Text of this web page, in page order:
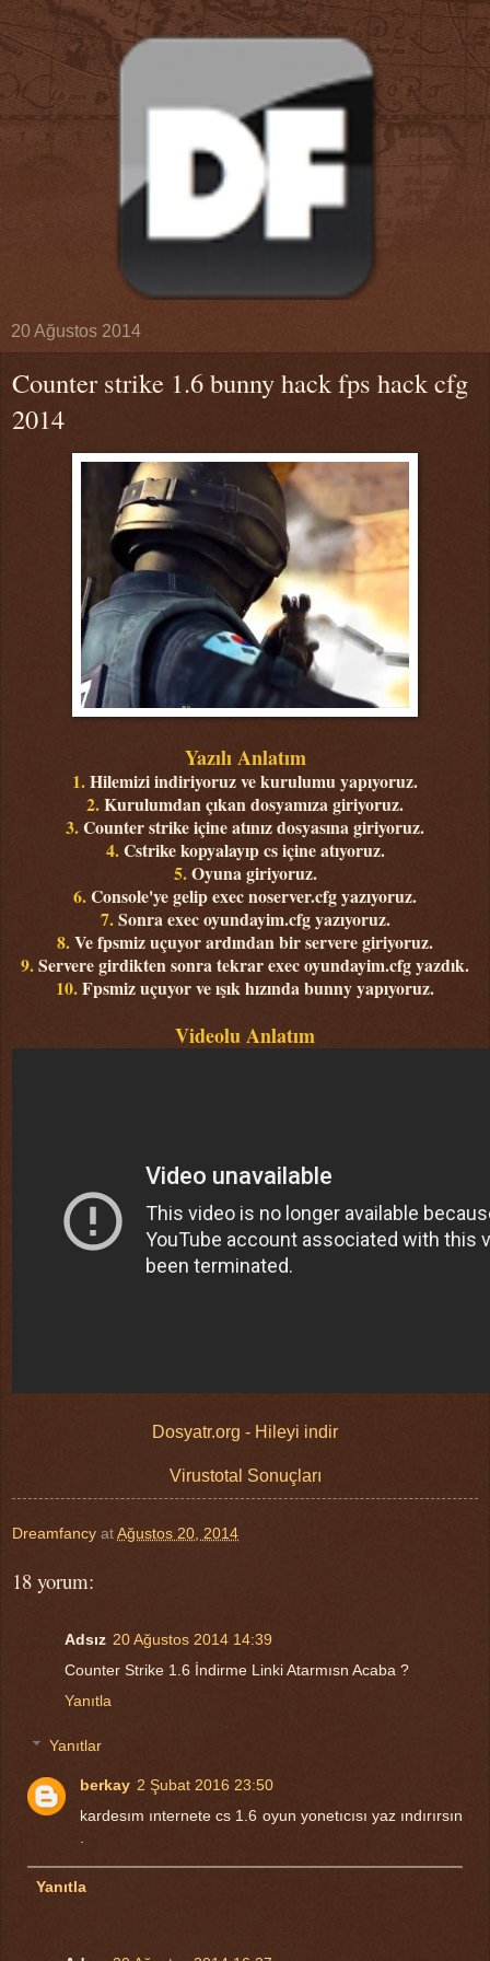
20 Ağustos 2014
Counter strike 1.6 bunny hack fps hack cfg
2014
Yazılı Anlatım
1.Hilemizi indiriyoruz ve kurulumu yapıyoruz.
2.Kurulumdan çıkan dosyamıza giriyoruz.
3.Counter strike içine atınız dosyasına giriyoruz.
4.Cstrike kopyalayıp cs içine atıyoruz.
5.Oyuna giriyoruz.
6.Console'ye gelip exec noserver.cfg yazıyoruz.
7.Sonra exec oyundayim.cfg yazıyoruz.
8.Ve fpsmiz uçuyor ardından bir servere giriyoruz.
9.Servere girdikten sonra tekrar exec oyundayim.cfg yazdık.
10.Fpsmiz uçuyor ve ışık hızında bunny yapıyoruz.
Videolu Anlatım
Dosyatr.org - Hileyi indir
Virustotal Sonuçları
Dreamfancy atAğustos 20, 2014
18 yorum:
Adsız 20 Ağustos 2014 14:39
Counter Strike 1.6 İndirme Linki Atarmısn Acaba ?
Yanıtla
Yanıtlar
berkay 2 Şubat 2016 23:50
kardesım ınternete cs 1.6 oyun yonetıcısı yaz ındırırsın
Yanıtla